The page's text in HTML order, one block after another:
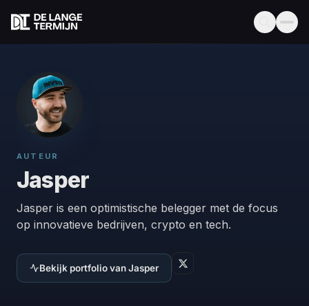
AUTEUR
Jasper
Jasper is een optimistische belegger met de focus
op innovatieve bedrijven, crypto en tech.
Bekijk portfolio van Jasper